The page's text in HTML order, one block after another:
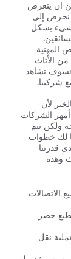
ان يتعرض
نحرص إلى
شيء بشكل
المهنية
الأثاث
فسوف تشاهد
شركتنا.
لأن
الشركات
ولكن تتم
لك خطوات
قدرتنا
وهذه
الاتصالات
حصر
نقل